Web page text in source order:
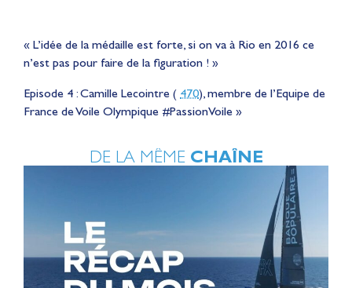
« L’idée de la médaille est forte, si on va à Rio en 2016 ce
n’est pas pour faire de la figuration ! »
Episode 4 : Camille Lecointre ( 470), membre de l’Equipe de
France de Voile Olympique ‪#‎PassionVoile‬ »
DE LA MÊME CHAÎNE